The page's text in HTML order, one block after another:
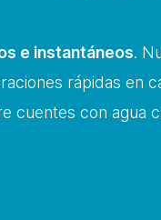
e instantáneos.
rápidas en
cuentes con agua